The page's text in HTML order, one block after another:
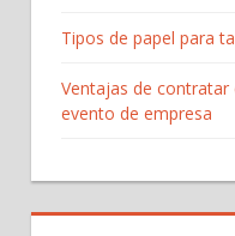
Tipos de papel para
Ventajas de
evento de empresa